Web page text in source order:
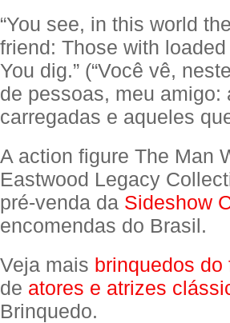
“You see, in this world
friend: Those with
You dig.” (“Você vê,
de pessoas, meu amigo:
carregadas e aqueles
A action figure The Man
Eastwood Legacy
pré-venda da Sideshow
encomendas do Brasil.
Veja mais brinquedos do
de atores e atrizes
Brinquedo.